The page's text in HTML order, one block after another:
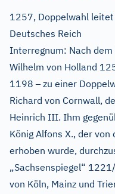
1257, Doppelwahl
Deutsches Reich
Interregnum: Nach dem
Wilhelm von Holland
1198–zu einer
Richard von Cornwall,
Heinrich III. Ihm
König Alfons X., der
erhoben wurde,
„Sachsenspiegel“
von Köln, Mainz und